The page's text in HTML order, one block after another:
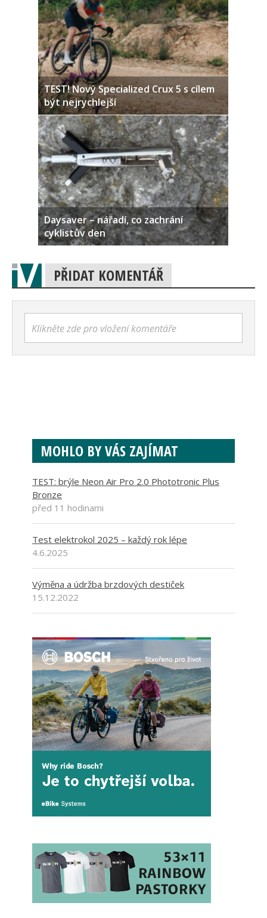
TEST! Nový Specialized Crux 5 s cílem
být nejrychlejší
Daysaver – nářadí, co zachrání
cyklistův den
PŘIDAT KOMENTÁŘ
Klikněte zde pro vložení komentáře
MOHLO BY VÁS ZAJÍMAT
TEST: brýle Neon Air Pro 2.0 Phototronic Plus
Bronze
před 11 hodinami
Test elektrokol 2025 – každý rok lépe
4.6.2025
Výměna a údržba brzdových destiček
15.12.2022